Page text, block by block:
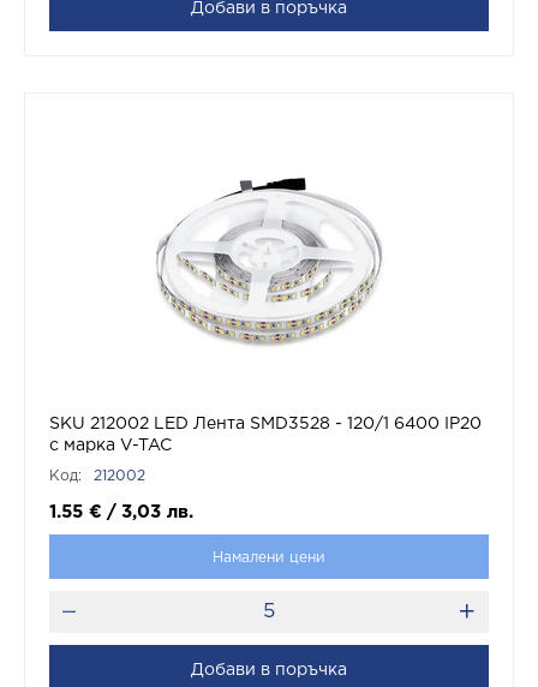
Добави в поръчка
SKU 212002 LED Лента SMD3528 - 120/1 6400 IP20
с марка V-TAC
Код: 212002
1.55 € / 3,03 лв.
Намалени цени
Добави в поръчка